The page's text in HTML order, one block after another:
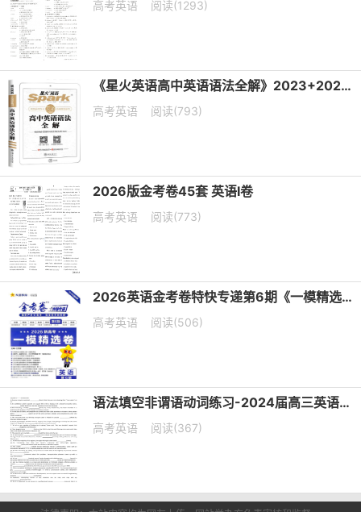
高考英语 阅读(1293)
《星火英语高中英语语法全解》2023+2025版 电子版下载打印
高考英语 阅读(793)
2026版金考卷45套 英语I卷
高考英语 阅读(773)
2026英语金考卷特快专递第6期《一模精选卷》PDF电子版下载
高考英语 阅读(506)
语法填空非谓语动词练习-2024届高三英语二轮复习
高考英语 阅读(367)